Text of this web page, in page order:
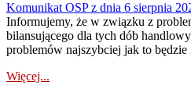
Komunikat OSP z dnia 6 sierpnia
Informujemy, że w związku z
bilansującego dla tych dób
problemów najszybciej jak to będzie
Więcej...